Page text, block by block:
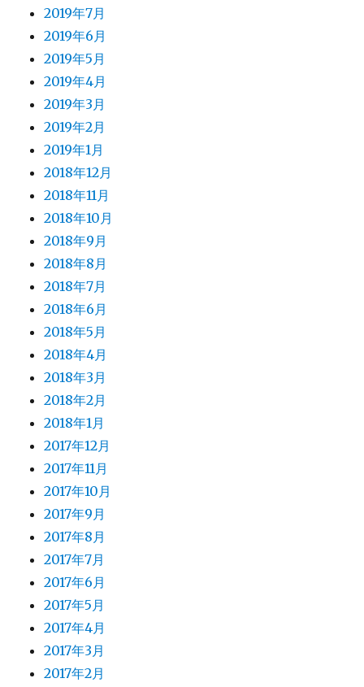
2019年7月
2019年6月
2019年5月
2019年4月
2019年3月
2019年2月
2019年1月
2018年12月
2018年11月
2018年10月
2018年9月
2018年8月
2018年7月
2018年6月
2018年5月
2018年4月
2018年3月
2018年2月
2018年1月
2017年12月
2017年11月
2017年10月
2017年9月
2017年8月
2017年7月
2017年6月
2017年5月
2017年4月
2017年3月
2017年2月